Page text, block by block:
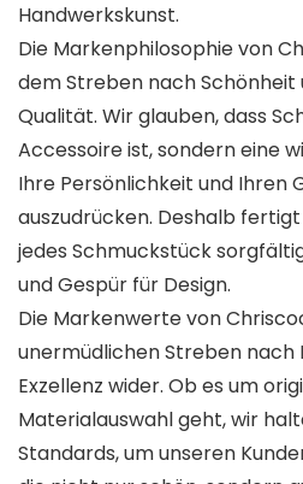
Handwerkskunst.
Die Markenphilosophie von
dem Streben nach Schönheit
Qualität. Wir glauben, dass
Accessoire ist, sondern eine
Ihre Persönlichkeit und Ihren
auszudrücken. Deshalb
jedes Schmuckstück
und Gespür für Design.
Die Markenwerte von
unermüdlichen Streben nach
Exzellenz wider. Ob es um
Materialauswahl geht, wir
Standards, um unseren